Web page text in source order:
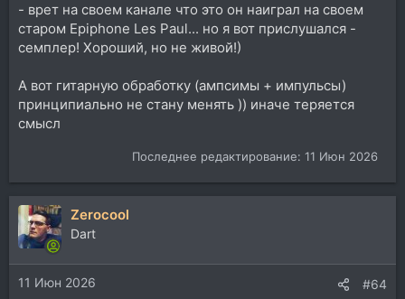
- врет на своем канале что это он наиграл на своем
старом Epiphone Les Paul... но я вот прислушался -
семплер! Хороший, но не живой!)
А вот гитарную обработку (ампсимы + импульсы)
принципиально не стану менять )) иначе теряется
смысл
Последнее редактирование: 11 Июн 2026
Zerocool
Dart
11 Июн 2026 #64